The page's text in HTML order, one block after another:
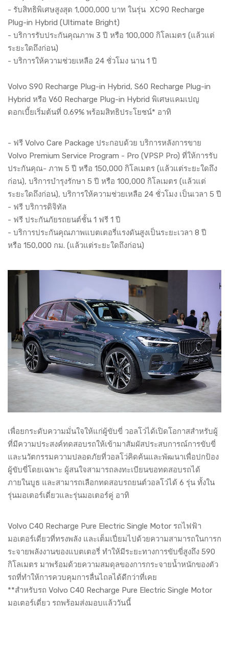
- รับสิทธิพิเศษสูงสุด 1,000,000 บาท ในรุ่น XC90 Recharge
Plug-in Hybrid (Ultimate Bright)
- บริการรับประกันคุณภาพ 3 ปี หรือ 100,000 กิโลเมตร (แล้วแต่
ระยะใดถึงก่อน)
- บริการให้ความช่วยเหลือ 24 ชั่วโมง นาน 1 ปี
Volvo S90 Recharge Plug-in Hybrid, S60 Recharge Plug-in
Hybrid หรือ V60 Recharge Plug-in Hybrid พิเศษแคมเปญ
ดอกเบี้ยเริ่มต้นที่ 0.69% พร้อมสิทธิประโยชน์* อาทิ
- ฟรี Volvo Care Package ประกอบด้วย บริการหลังการขาย
Volvo Premium Service Program - Pro (VPSP Pro) ที่ให้การรับ
ประกันคุณ- ภาพ 5 ปี หรือ 150,000 กิโลเมตร (แล้วแต่ระยะใดถึง
ก่อน), บริการบำรุงรักษา 5 ปี หรือ 100,000 กิโลเมตร (แล้วแต่
ระยะใดถึงก่อน), บริการให้ความช่วยเหลือ 24 ชั่วโมง เป็นเวลา 5 ปี
- ฟรี บริการดิจิทัล
- ฟรี ประกันภัยรถยนต์ชั้น 1 ฟรี 1 ปี
- บริการประกันคุณภาพแบตเตอรี่แรงดันสูงเป็นระยะเวลา 8 ปี
หรือ 150,000 กม. (แล้วแต่ระยะใดถึงก่อน)
เพื่อยกระดับความมั่นใจให้แก่ผู้ขับขี่ วอลโว่ได้เปิดโอกาสสำหรับผู้
ที่มีความประสงค์ทดสอบรถให้เข้ามาสัมผัสประสบการณ์การขับขี่
และนวัตกรรมความปลอดภัยที่วอลโว่คิดค้นและพัฒนาเพื่อปกป้อง
ผู้ขับขี่โดยเฉพาะ ผู้สนใจสามารถลงทะเบียนขอทดสอบรถได้
ภายในบูธ และสามารถเลือกทดสอบรถยนต์วอลโว่ได้ 6 รุ่น ทั้งใน
รุ่นมอเตอร์เดี่ยวและรุ่นมอเตอร์คู่ อาทิ
Volvo C40 Recharge Pure Electric Single Motor รถไฟฟ้า
มอเตอร์เดี่ยวที่ทรงพลัง และเต็มเปี่ยมไปด้วยความสามารถในการก
ระจายพลังงานของแบตเตอรี่ ทำให้มีระยะทางการขับขี่สูงถึง 590
กิโลเมตร มาพร้อมด้วยความสมดุลของการกระจายน้ำหนักของตัว
รถที่ทำให้การควบคุมการลื่นไถลได้ดีกว่าที่เคย
**สำหรับรถ Volvo C40 Recharge Pure Electric Single Motor
มอเตอร์เดี่ยว รถพร้อมส่งมอบแล้ววันนี้